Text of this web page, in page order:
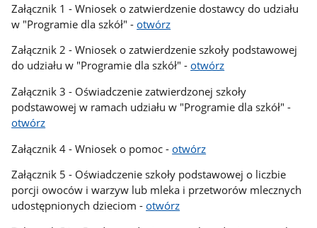
Załącznik 1 - Wniosek o zatwierdzenie dostawcy do udziału
w "Programie dla szkół" -otwórz
Załącznik 2 - Wniosek o zatwierdzenie szkoły podstawowej
do udziału w "Programie dla szkół" -otwórz
Załącznik 3 - Oświadczenie zatwierdzonej szkoły
podstawowej w ramach udziału w "Programie dla szkół" -
otwórz
Załącznik 4 - Wniosek o pomoc -otwórz
Załącznik 5 - Oświadczenie szkoły podstawowej o liczbie
porcji owoców i warzyw lub mleka i przetworów mlecznych
udostępnionych dzieciom -otwórz